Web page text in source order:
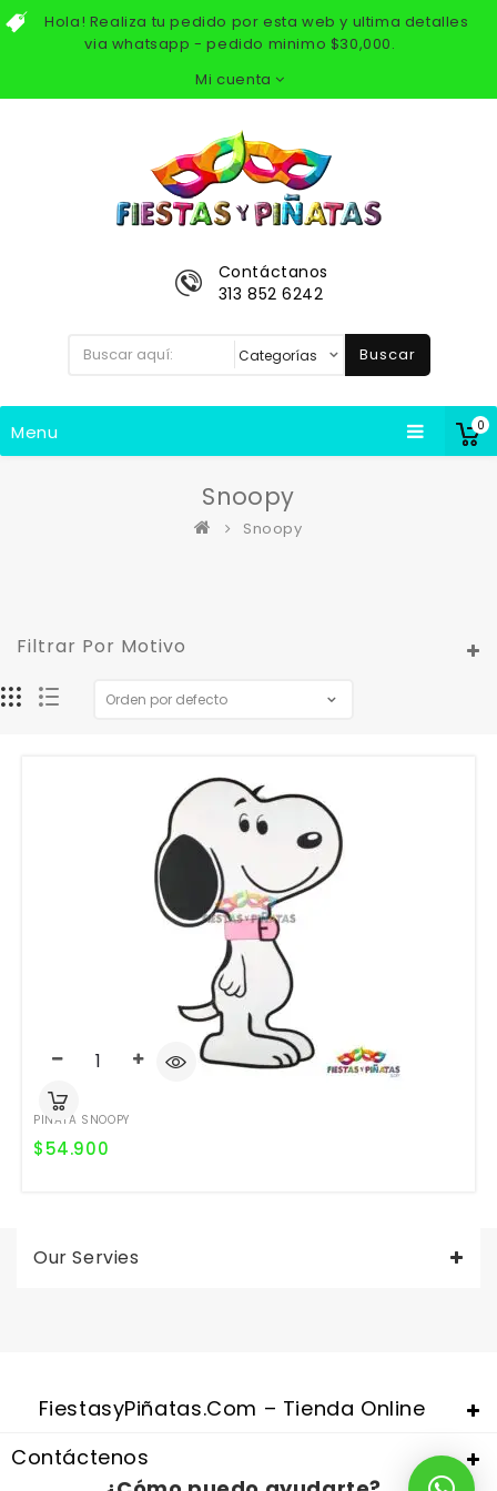
Hola! Realiza tu pedido por esta web y ultima detalles
via whatsapp - pedido minimo $30,000.
Mi cuenta
0
Contáctanos
313 852 6242
Buscar
Menu
Snoopy
Snoopy
Filtrar Por Motivo
PIÑATA SNOOPY
$54.900
Our Servies
FiestasyPiñatas.com – Tienda Online
Contáctenos